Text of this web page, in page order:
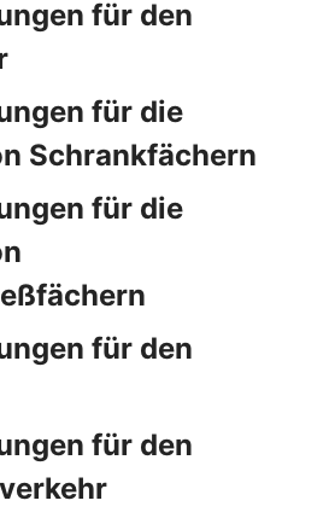
für den
für die
Schrankfächern
für die
für den
für den